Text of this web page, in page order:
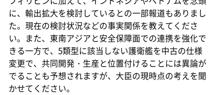
に、輸出拡大を検討しているとの一部報道もありまし
た。現在の検討状況などの事実関係を教えてくださ
い。また、東南アジアと安全保障面での連携を強化で
きる一方で、5類型に該当しない護衛艦を中古の仕様
変更で、共同開発・生産と位置付けることには異論が
でることも予想されますが、大臣の現時点の考えを聞
かせてください。